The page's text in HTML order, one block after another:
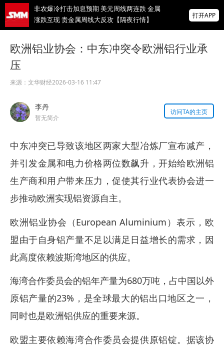
非农爆冷打击加息预期 美元周线两连跌 金属
涨跌互现 贵金属周线大反攻【隔夜行情】
寻锌行业破局发展新机遇
为有色行业打造的神器
打开APP
欧洲铝业协会：中东冲突令欧洲铝行业承
压
来源： 文华财经2026-03-16 11:47
李丹
暂无简介
访问TA的主页
中东冲突已导致该地区两家大型冶炼厂宣布减产，
并引发金属和电力价格两位数飙升，开始给欧洲铝
生产商和用户带来压力，促使其行业代表协会进一
步推动欧洲实现铝资源自主。
欧洲铝业协会（European Aluminium）表示，欧
盟由于自身铝产量不足以满足日益增长的需求，因
此高度依赖波斯湾地区的供应。
海湾合作委员会的铝年产量为680万吨，占中国以外
原铝产量的23%，是全球最大的铝出口地区之一，
同时也是欧洲铝供应的重要来源。
欧盟主要依赖海湾合作委员会提供原铝锭。据该协